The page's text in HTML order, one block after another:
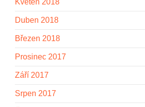
Květen 2018
Duben 2018
Březen 2018
Prosinec 2017
Září 2017
Srpen 2017